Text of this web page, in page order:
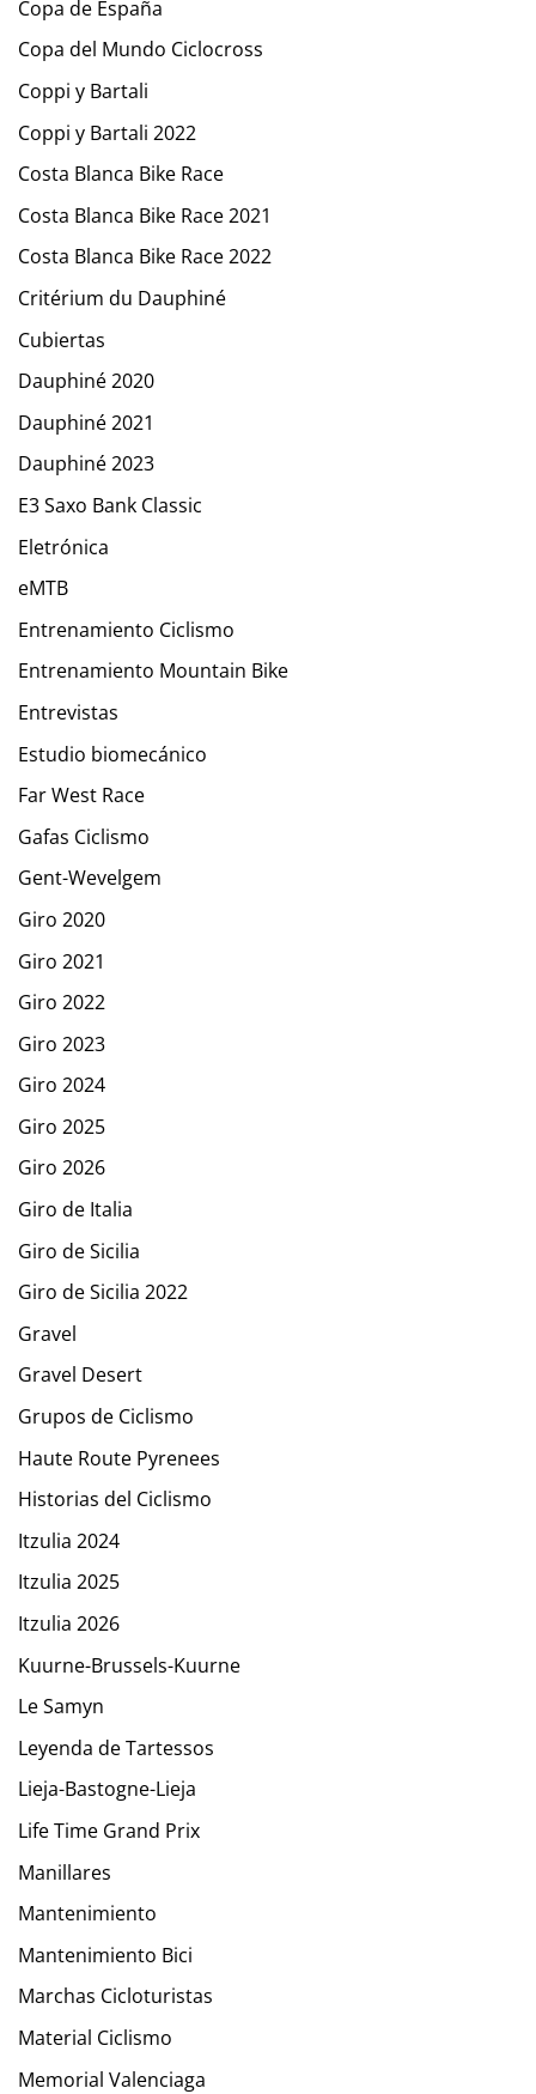
Copa de España
Copa del Mundo Ciclocross
Coppi y Bartali
Coppi y Bartali 2022
Costa Blanca Bike Race
Costa Blanca Bike Race 2021
Costa Blanca Bike Race 2022
Critérium du Dauphiné
Cubiertas
Dauphiné 2020
Dauphiné 2021
Dauphiné 2023
E3 Saxo Bank Classic
Eletrónica
eMTB
Entrenamiento Ciclismo
Entrenamiento Mountain Bike
Entrevistas
Estudio biomecánico
Far West Race
Gafas Ciclismo
Gent-Wevelgem
Giro 2020
Giro 2021
Giro 2022
Giro 2023
Giro 2024
Giro 2025
Giro 2026
Giro de Italia
Giro de Sicilia
Giro de Sicilia 2022
Gravel
Gravel Desert
Grupos de Ciclismo
Haute Route Pyrenees
Historias del Ciclismo
Itzulia 2024
Itzulia 2025
Itzulia 2026
Kuurne-Brussels-Kuurne
Le Samyn
Leyenda de Tartessos
Lieja-Bastogne-Lieja
Life Time Grand Prix
Manillares
Mantenimiento
Mantenimiento Bici
Marchas Cicloturistas
Material Ciclismo
Memorial Valenciaga